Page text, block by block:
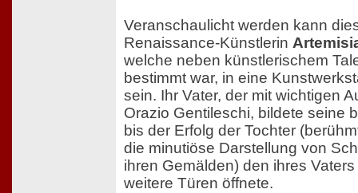
Veranschaulicht werden kann
Renaissance-Künstlerin
welche neben künstlerischem
bestimmt war, in eine
sein. Ihr Vater, der mit wichtigen
Orazio Gentileschi, bildete seine
bis der Erfolg der Tochter
die minutiöse Darstellung von
ihren Gemälden) den ihres
weitere Türen öffnete.